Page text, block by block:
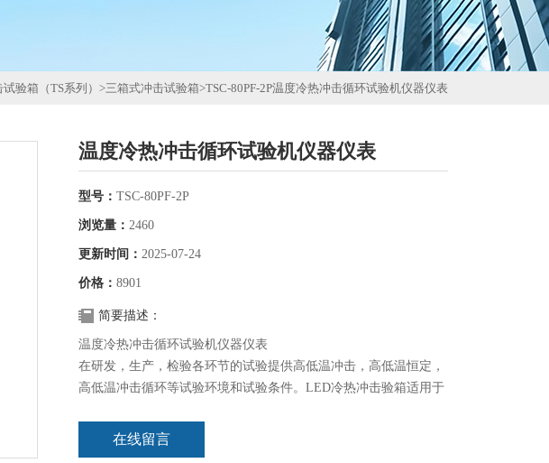
验箱（TS系列） >三箱式冲击试验箱>TSC-80PF-2P温度冷热冲击循环试验机仪器仪表
温度冷热冲击循环试验机仪器仪表
型号： TSC-80PF-2P
浏览量： 2460
更新时间： 2025-07-24
价格： 8901
简要描述：
温度冷热冲击循环试验机仪器仪表
在研发，生产，检验各环节的试验提供高低温冲击，高低温恒定，
高低温冲击循环等试验环境和试验条件。LED冷热冲击验箱适用于
在线留言